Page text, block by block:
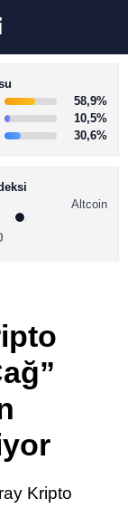
58,9%
10,5%
30,6%
Altcoin
Kripto